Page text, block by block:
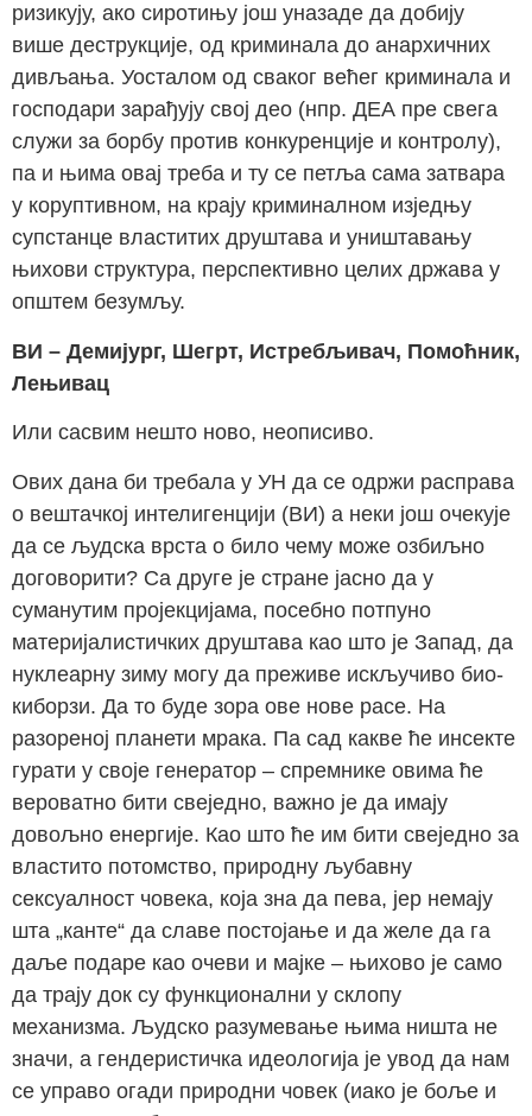
ризикују, ако сиротињу још уназаде да добију
више деструкције, од криминала до анархичних
дивљања. Уосталом од сваког већег криминала и
господари зарађују свој део (нпр. ДЕА пре свега
служи за борбу против конкуренције и контролу),
па и њима овај треба и ту се петља сама затвара
у коруптивном, на крају криминалном изједњу
супстанце властитих друштава и уништавању
њихови структура, перспективно целих држава у
општем безумљу.
ВИ – Демијург, Шегрт, Истребљивач, Помоћник,
Лењивац
Или сасвим нешто ново, неописиво.
Ових дана би требала у УН да се одржи расправа
о вештачкој интелигенцији (ВИ) а неки још очекује
да се људска врста о било чему може озбиљно
договорити? Са друге је стране јасно да у
суманутим пројекцијама, посебно потпуно
материјалистичких друштава као што је Запад, да
нуклеарну зиму могу да преживе искључиво био-
киборзи. Да то буде зора ове нове расе. На
разореној планети мрака. Па сад какве ће инсекте
гурати у своје генератор – спремнике овима ће
вероватно бити свеједно, важно је да имају
довољно енергије. Као што ће им бити свеједно за
властито потомство, природну љубавну
сексуалност човека, која зна да пева, јер немају
шта „канте“ да славе постојање и да желе да га
даље подаре као очеви и мајке – њихово је само
да трају док су функционални у склопу
механизма. Људско разумевање њима ништа не
значи, а гендеристичка идеологија је увод да нам
се управо огади природни човек (иако је боље и